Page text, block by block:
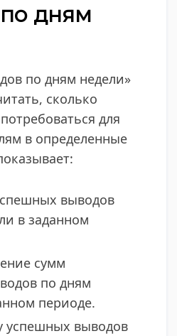
дням
по дням недели»
сколько
для
в определенные
выводов
в заданном
сумм
по дням
периоде.
выводов